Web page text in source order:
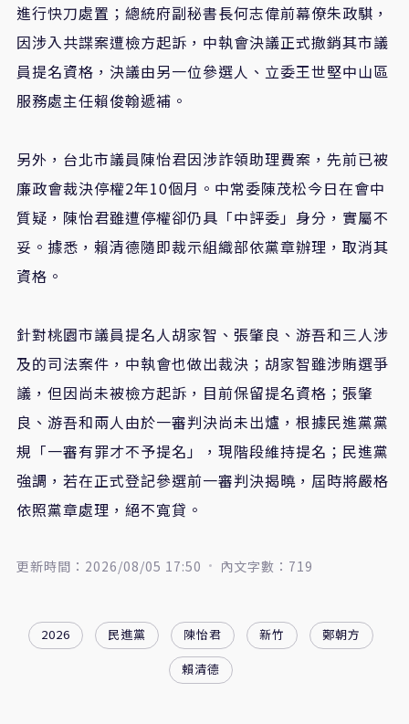
進行快刀處置；總統府副秘書長何志偉前幕僚朱政騏，
因涉入共諜案遭檢方起訴，中執會決議正式撤銷其市議
員提名資格，決議由另一位參選人、立委王世堅中山區
服務處主任賴俊翰遞補。
另外，台北市議員陳怡君因涉詐領助理費案，先前已被
廉政會裁決停權2年10個月。中常委陳茂松今日在會中
質疑，陳怡君雖遭停權卻仍具「中評委」身分，實屬不
妥。據悉，賴清德隨即裁示組織部依黨章辦理，取消其
資格。
針對桃園市議員提名人胡家智、張肇良、游吾和三人涉
及的司法案件，中執會也做出裁決；胡家智雖涉賄選爭
議，但因尚未被檢方起訴，目前保留提名資格；張肇
良、游吾和兩人由於一審判決尚未出爐，根據民進黨黨
規「一審有罪才不予提名」，現階段維持提名；民進黨
強調，若在正式登記參選前一審判決揭曉，屆時將嚴格
依照黨章處理，絕不寬貸。
更新時間：2026/08/05 17:50 內文字數：719
2026 民進黨 陳怡君 新竹
鄭朝方
賴清德